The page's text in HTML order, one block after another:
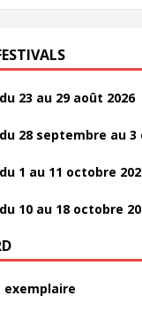
23 au 29 août 2026
28 septembre au 3
1 au 11 octobre
10 au 18 octobre
exemplaire